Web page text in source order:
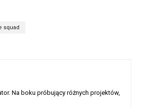
squad
Na boku próbujący różnych projektów,